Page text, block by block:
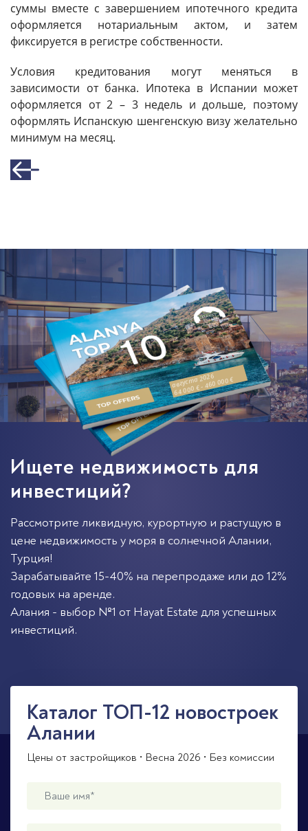
суммы вместе с завершением ипотечного кредита
оформляется нотариальным актом, и затем
фиксируется в регистре собственности.
Условия кредитования могут меняться в
зависимости от банка. Ипотека в Испании может
оформляется от 2 – 3 недель и дольше, поэтому
оформлять Испанскую шенгенскую визу желательно
минимум на месяц.
августа 2026
64 000 € - 460 000 €
Ищете недвижимость для
инвестиций?
Рассмотрите ликвидную, курортную и растущую в
цене недвижимость у моря в солнечной Алании,
Турция!
Зарабатывайте 15-40% на перепродаже или до 12%
годовых на аренде.
Алания - выбор №1 от Hayat Estate для успешных
инвестиций.
Каталог ТОП-12 новостроек
Алании
Цены от застройщиков • Весна 2026 • Без комиссии